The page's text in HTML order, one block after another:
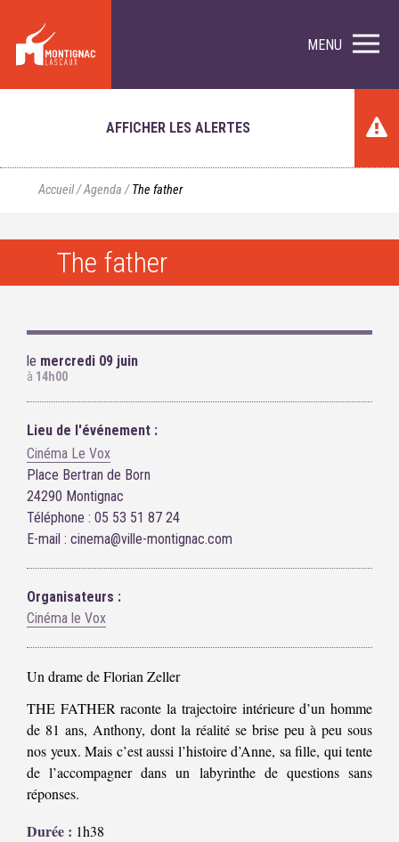
MENU
AFFICHER LES ALERTES
Accueil/Agenda /The father
The father
le mercredi 09 juin
à 14h00
Lieu de l'événement :
Cinéma Le Vox
Place Bertran de Born
24290 Montignac
Téléphone : 05 53 51 87 24
E-mail : cinema@ville-montignac.com
Organisateurs :
Cinéma le Vox
Un drame de Florian Zeller
THE FATHER raconte la trajectoire intérieure d’un homme
de 81 ans, Anthony, dont la réalité se brise peu à peu sous
nos yeux. Mais c’est aussi l’histoire d’Anne, sa fille, qui tente
de l’accompagner dans un labyrinthe de questions sans
réponses.
Durée : 1h38